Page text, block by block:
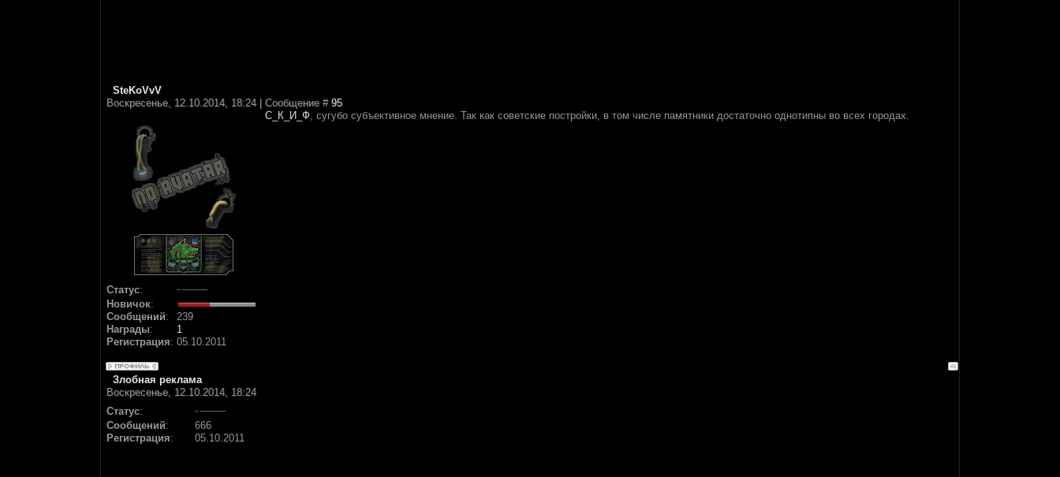
SteKoVvV
Воскресенье, 12.10.2014, 18:24 | Сообщение # 95
Статус:
Новичок:
Сообщений:
239
Награды:
1
Регистрация: 05.10.2011
С_К_И_Ф, сугубо субъективное мнение. Так как советские постройки, в том числе памятники достаточно однотипны во всех городах.
Злобная реклама
Воскресенье, 12.10.2014, 18:24
Статус:
Сообщений:
666
Регистрация: 05.10.2011